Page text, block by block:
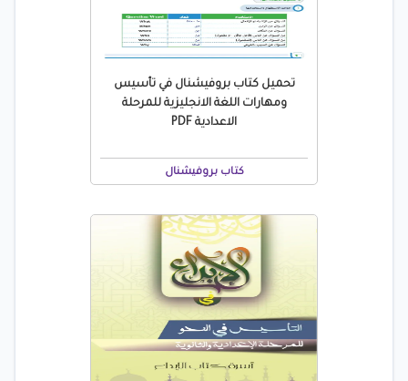
تحميل كتاب بروفيشنال في تأسيس
ومهارات اللغة الانجليزية للمرحلة
الاعدادية PDF
كتاب بروفيشنال